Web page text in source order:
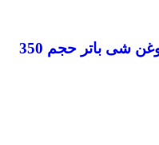
لوسیون بدن سوپکس حاوی روغن شی باتر حجم 350